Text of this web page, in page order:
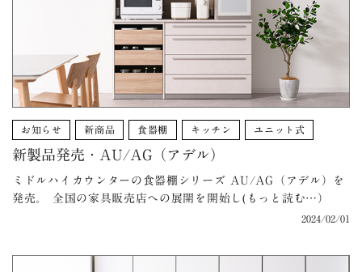
お知らせ 新商品 食器棚 キッチン ユニット式
新製品発売・AU/AG（アデル）
ミドルハイカウンターの食器棚シリーズ AU/AG（アデル）を
発売。 全国の家具販売店への展開を開始し(もっと読む…）
2024/02/01